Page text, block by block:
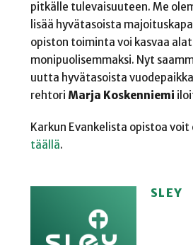
pitkälle tulevaisuuteen. Me
lisää hyvätasoista
opiston toiminta voi kasvaa
monipuolisemmaksi. Nyt
uutta hyvätasoista
rehtori Marja Koskenniemi
Karkun Evankelista opistoa
täällä.
SLEY